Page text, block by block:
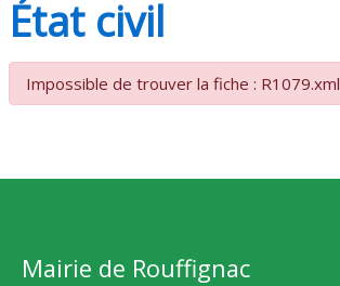
État civil
Impossible de trouver la fiche : R1079.xml
Mairie de Rouffignac